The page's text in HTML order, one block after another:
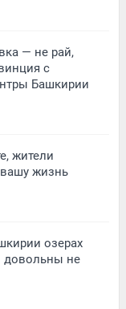
— не рай,
с
Башкирии
жители
жизнь
озерах
довольны не